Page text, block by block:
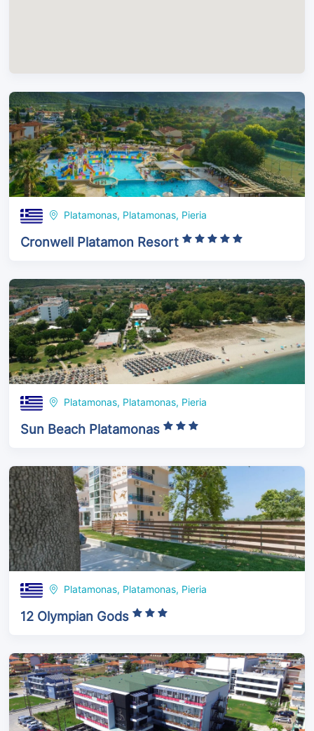
Platamonas, Platamonas, Pieria
Cronwell Platamon Resort
Platamonas, Platamonas, Pieria
Sun Beach Platamonas
Platamonas, Platamonas, Pieria
12 Olympian Gods